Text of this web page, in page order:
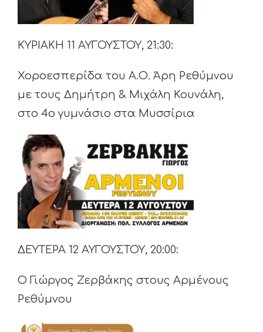
ΚΥΡΙΑΚΗ 11 ΑΥΓΟΥΣΤΟΥ, 21:30:
Χοροεσπερίδα του Α.Ο. Άρη Ρεθύμνου
με τους Δημήτρη & Μιχάλη Κουνάλη,
στο 4ο γυμνάσιο στα Μυσσίρια
ΔΕΥΤΕΡΑ 12 ΑΥΓΟΥΣΤΟΥ, 20:00:
Ο Γιώργος Ζερβάκης στους Αρμένους
Ρεθύμνου